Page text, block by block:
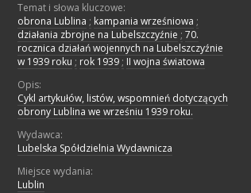
Temat i słowa kluczowe:
obrona Lublina ; kampania wrześniowa ;
działania zbrojne na Lubelszczyźnie ; 70.
rocznica działań wojennych na Lubelszczyźnie
w 1939 roku ; rok 1939 ; II wojna światowa
Opis:
Cykl artykułów, listów, wspomnień dotyczących
obrony Lublina we wrześniu 1939 roku.
Wydawca:
Lubelska Spółdzielnia Wydawnicza
Miejsce wydania:
Lublin